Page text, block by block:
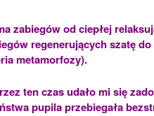
zabiegów od ciepłej
regenerujących szatę
metamorfozy).
ten czas udało mi się
pupila przebiegała